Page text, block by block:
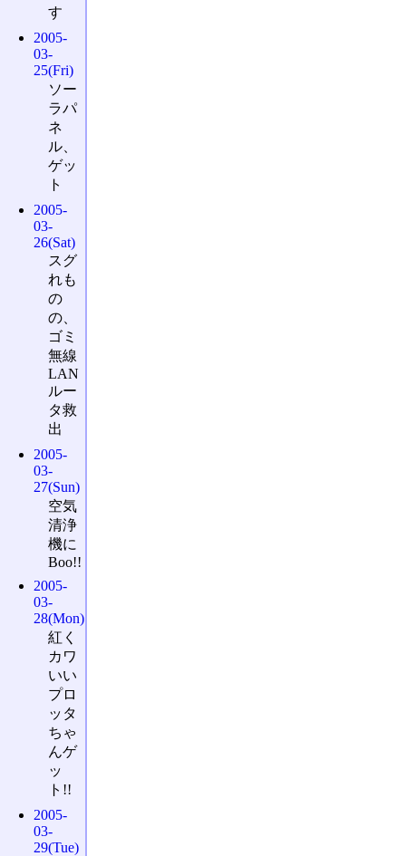
す
2005-
03-
25(Fri)
ソー
ラパ
ネ
ル、
ゲッ
ト
2005-
03-
26(Sat)
スグ
れも
の
の、
ゴミ
無線
LAN
ルー
タ救
出
2005-
03-
27(Sun)
空気
清浄
機に
Boo!!
2005-
03-
28(Mon)
紅く
カワ
いい
プロ
ッタ
ちゃ
んゲ
ッ
ト!!
2005-
03-
29(Tue)